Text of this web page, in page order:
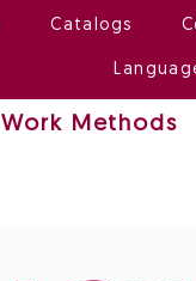
Work Methods
Catalogs